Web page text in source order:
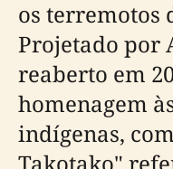
os terremotos
Projetado por
reaberto em
homenagem
indígenas,